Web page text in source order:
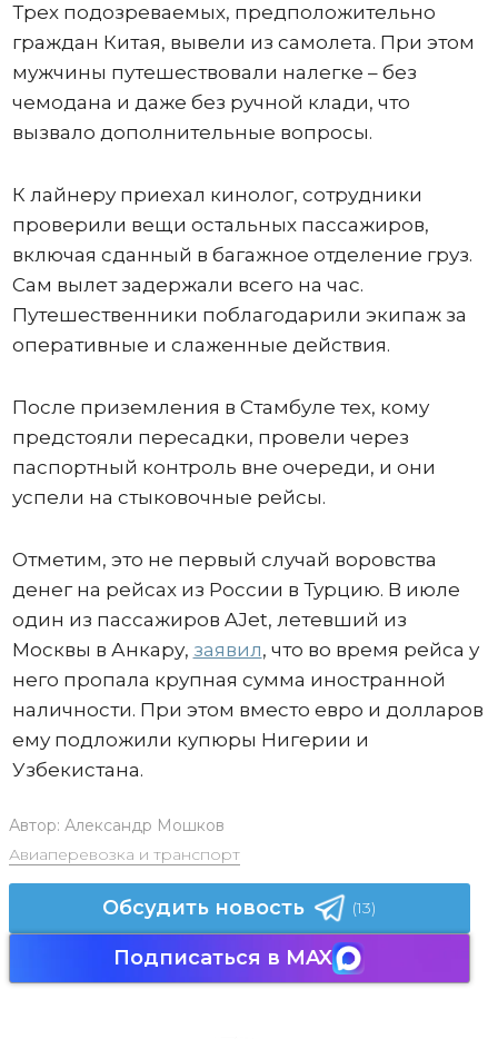
Трех подозреваемых, предположительно
граждан Китая, вывели из самолета. При этом
мужчины путешествовали налегке – без
чемодана и даже без ручной клади, что
вызвало дополнительные вопросы.
К лайнеру приехал кинолог, сотрудники
проверили вещи остальных пассажиров,
включая сданный в багажное отделение груз.
Сам вылет задержали всего на час.
Путешественники поблагодарили экипаж за
оперативные и слаженные действия.
После приземления в Стамбуле тех, кому
предстояли пересадки, провели через
паспортный контроль вне очереди, и они
успели на стыковочные рейсы.
Отметим, это не первый случай воровства
денег на рейсах из России в Турцию. В июле
один из пассажиров AJet, летевший из
Москвы в Анкару, заявил, что во время рейса у
него пропала крупная сумма иностранной
наличности. При этом вместо евро и долларов
ему подложили купюры Нигерии и
Узбекистана.
Автор: Александр Мошков
Авиаперевозка и транспорт
Обсудить новость (13)
Подписаться в MAX